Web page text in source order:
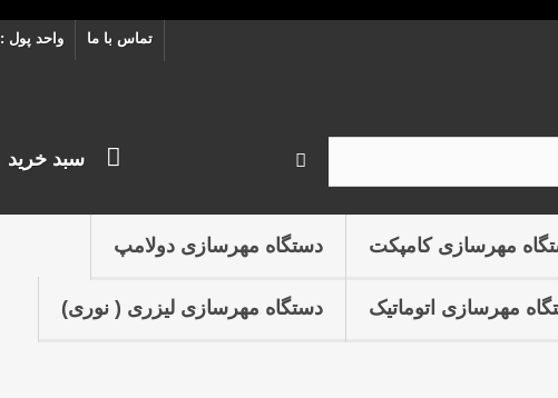
واحد پول : تماس با ما
سبد خرید
مهرسازی کامپکت دستگاه مهرسازی دولامپ
مهرسازی اتوماتیک دستگاه مهرسازی لیزری ( نوری)